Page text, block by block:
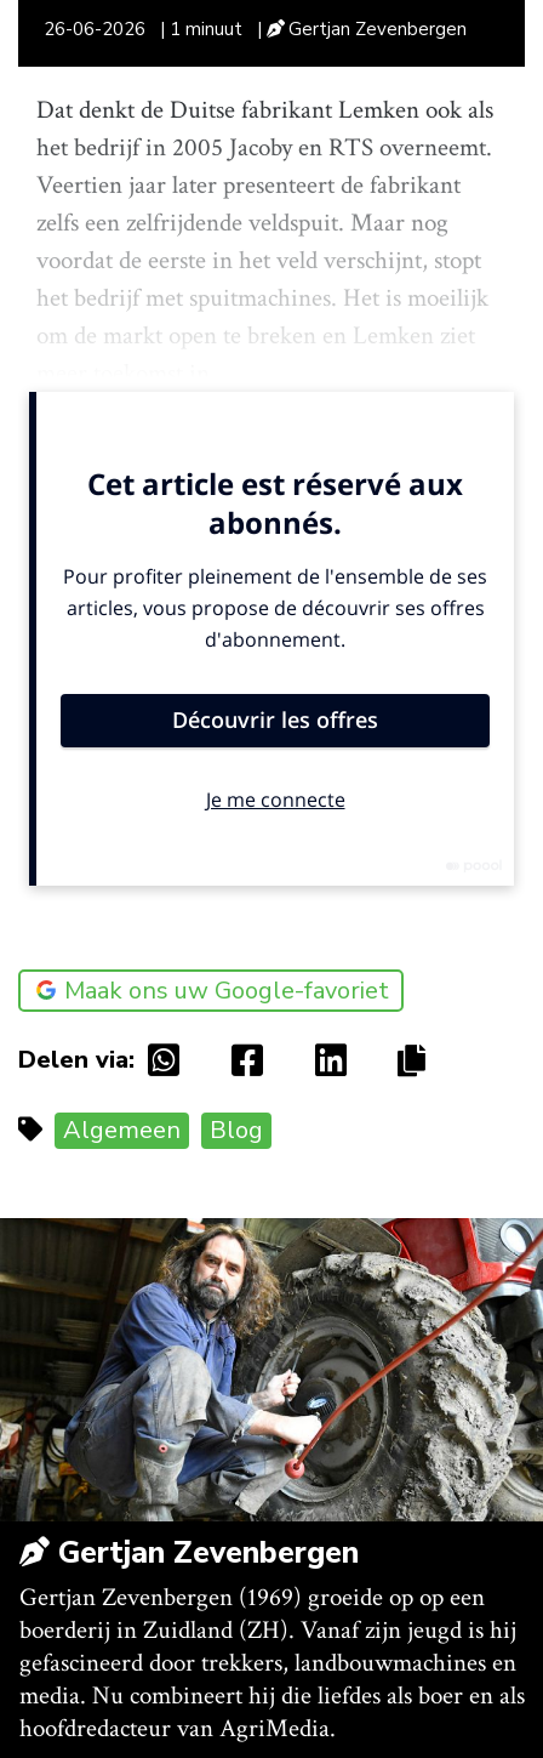
26-06-2026 | 1 minuut | Gertjan Zevenbergen
Dat denkt de Duitse fabrikant Lemken ook als
het bedrijf in 2005 Jacoby en RTS overneemt.
Veertien jaar later presenteert de fabrikant
zelfs een zelfrijdende veldspuit. Maar nog
voordat de eerste in het veld verschijnt, stopt
het bedrijf met spuitmachines. Het is moeilijk
om de markt open te breken en Lemken ziet
Maak ons uw Google-favoriet
Delen via:
Algemeen Blog
Gertjan Zevenbergen
Gertjan Zevenbergen (1969) groeide op op een
boerderij in Zuidland (ZH). Vanaf zijn jeugd is hij
gefascineerd door trekkers, landbouwmachines en
media. Nu combineert hij die liefdes als boer en als
hoofdredacteur van AgriMedia.